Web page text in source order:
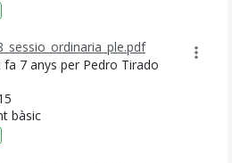
7 anys per Pedro Tirado
bàsic